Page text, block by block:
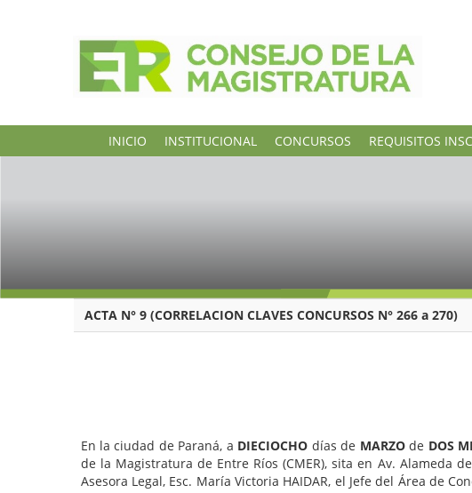
INICIO INSTITUCIONAL CONCURSOS REQUISITOS
ACTA N° 9 (CORRELACION CLAVES CONCURSOS N° 266 a 270)
En la ciudad de Paraná, a DIECIOCHO días de MARZOde DOS
de la Magistratura de Entre Ríos (CMER), sita en Av. Alameda
Asesora Legal, Esc. María Victoria HAIDAR, el Jefe del Área de